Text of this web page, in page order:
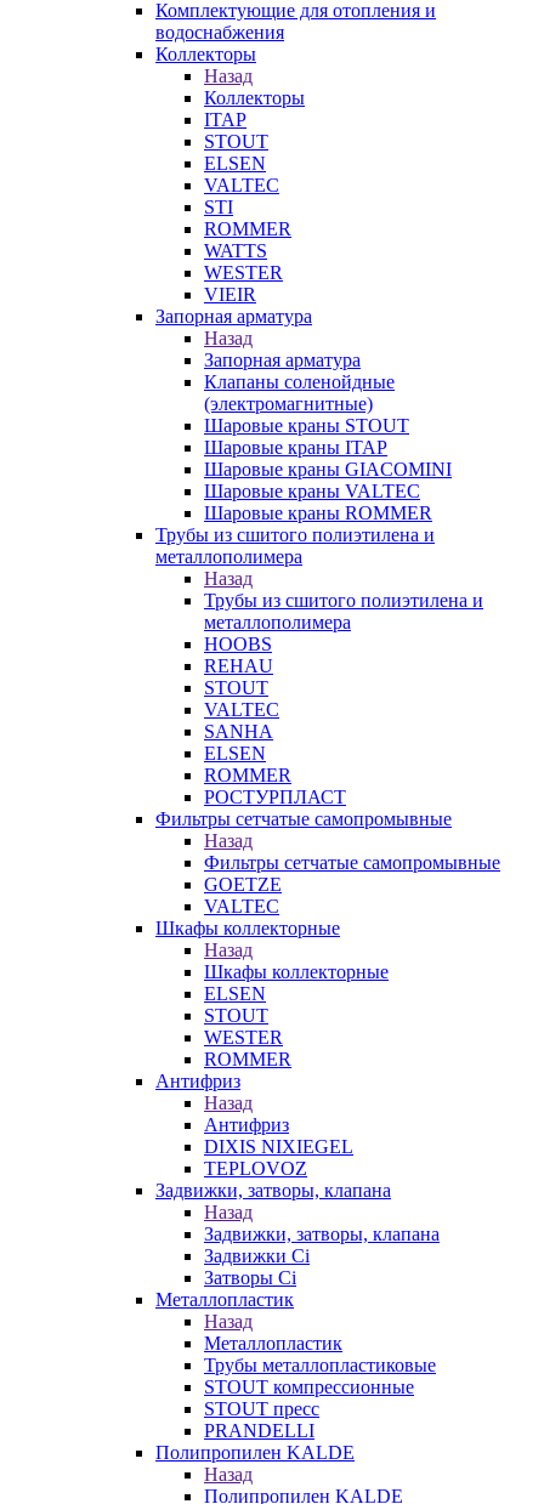
Комплектующие для отопления и
водоснабжения
Коллекторы
Назад
Коллекторы
ITAP
STOUT
ELSEN
VALTEC
STI
ROMMER
WATTS
WESTER
VIEIR
Запорная арматура
Назад
Запорная арматура
Клапаны соленойдные
(электромагнитные)
Шаровые краны STOUT
Шаровые краны ITAP
Шаровые краны GIACOMINI
Шаровые краны VALTEC
Шаровые краны ROMMER
Трубы из сшитого полиэтилена и
металлополимера
Назад
Трубы из сшитого полиэтилена и
металлополимера
HOOBS
REHAU
STOUT
VALTEC
SANHA
ELSEN
ROMMER
РОСТУРПЛАСТ
Фильтры сетчатые самопромывные
Назад
Фильтры сетчатые самопромывные
GOETZE
VALTEC
Шкафы коллекторные
Назад
Шкафы коллекторные
ELSEN
STOUT
WESTER
ROMMER
Антифриз
Назад
Антифриз
DIXIS NIXIEGEL
TEPLOVOZ
Задвижки, затворы, клапана
Назад
Задвижки, затворы, клапана
Задвижки Ci
Затворы Ci
Металлопластик
Назад
Металлопластик
Трубы металлопластиковые
STOUT компрессионные
STOUT пресс
PRANDELLI
Полипропилен KALDE
Назад
Полипропилен KALDE